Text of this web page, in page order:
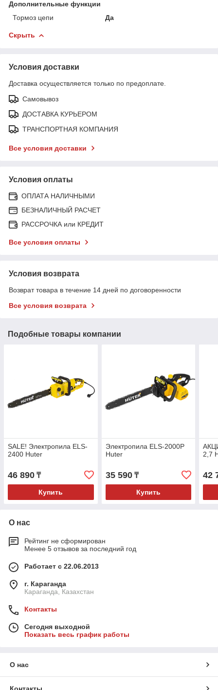
Дополнительные функции
Тормоз цепи
Да
Скрыть
Условия доставки
Доставка осуществляется только по предоплате.
Самовывоз
ДОСТАВКА КУРЬЕРОМ
ТРАНСПОРТНАЯ КОМПАНИЯ
Все условия доставки
Условия оплаты
ОПЛАТА НАЛИЧНЫМИ
БЕЗНАЛИЧНЫЙ РАСЧЕТ
РАССРОЧКА или КРЕДИТ
Все условия оплаты
Условия возврата
Возврат товара в течение 14 дней по договоренности
Все условия возврата
Подобные товары компании
SALE! Электропила ELS-
2400 Huter
46 890 ₸
Купить
Электропила ELS-2000P
Huter
35 590₸
Купить
2,7
42
О нас
Рейтинг не сформирован
Менее 5 отзывов за последний год
Работает с 22.06.2013
г. Караганда
Караганда, Казахстан
Контакты
Сегодня выходной
Показать весь график работы
О нас